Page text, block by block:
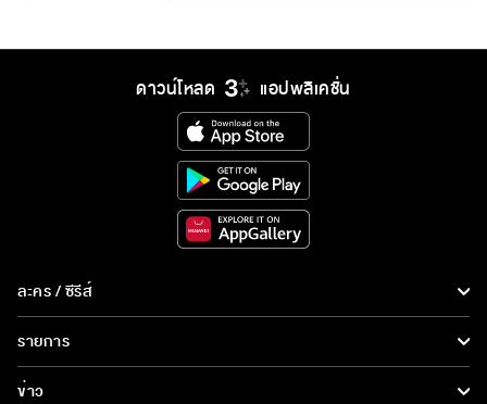
ดาวน์โหลด แอปพลิเคชั่น
ละคร / ซีรีส์
ละคร/ซีรีส์
ซีรีส์นานาชาติ
รายการ
รายการทั้งหมด
ข่าว